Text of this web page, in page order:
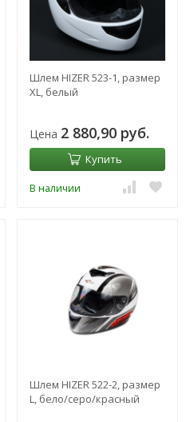
Шлем HIZER 523-1, размер
XL, белый
Цена 2 880,90 руб.
Купить
В наличии
Шлем HIZER 522-2, размер
L, бело/серо/красный